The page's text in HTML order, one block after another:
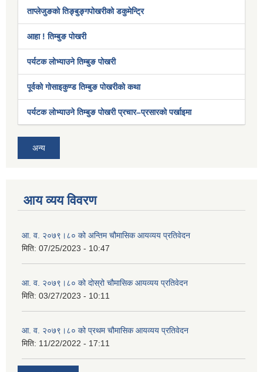
ताप्लेजुङको तिङ्बुङ्गपोखरीको डकुमेन्ट्रि
आहा ! तिम्बुङ पोखरी
पर्यटक लोभ्याउने तिम्बुङ पोखरी
पूर्वको गोसाइकुण्ड तिम्बुङ पोखरीको कथा
पर्यटक लोभ्याउने तिम्बुङ पोखरी प्रचार–प्रसारको पर्खाइमा
अन्य
आय व्यय विवरण
आ. व. २०७९।८० को अन्तिम चौमासिक आयव्यय प्रतिवेदन
मिति: 07/25/2023 - 10:47
आ. व. २०७९।८० को दोस्रो चौमासिक आयव्यय प्रतिवेदन
मिति: 03/27/2023 - 10:11
आ. व. २०७९।८० को प्रथम चौमासिक आयव्यय प्रतिवेदन
मिति: 11/22/2022 - 17:11